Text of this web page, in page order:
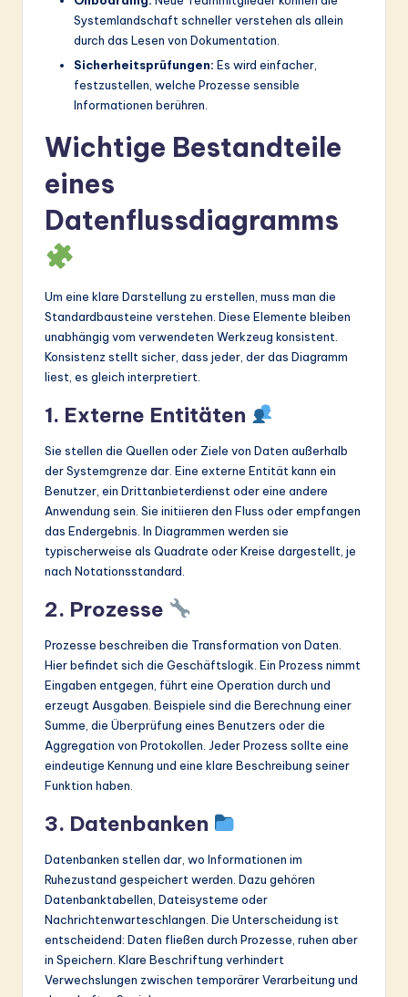
Systemlandschaft schneller verstehen als allein
durch das Lesen von Dokumentation.
Sicherheitsprüfungen: Es wird einfacher,
festzustellen, welche Prozesse sensible
Informationen berühren.
Wichtige Bestandteile
eines
Datenflussdiagramms
Um eine klare Darstellung zu erstellen, muss man die
Standardbausteine verstehen. Diese Elemente bleiben
unabhängig vom verwendeten Werkzeug konsistent.
Konsistenz stellt sicher, dass jeder, der das Diagramm
liest, es gleich interpretiert.
1. Externe Entitäten
Sie stellen die Quellen oder Ziele von Daten außerhalb
der Systemgrenze dar. Eine externe Entität kann ein
Benutzer, ein Drittanbieterdienst oder eine andere
Anwendung sein. Sie initiieren den Fluss oder empfangen
das Endergebnis. In Diagrammen werden sie
typischerweise als Quadrate oder Kreise dargestellt, je
nach Notationsstandard.
2. Prozesse
Prozesse beschreiben die Transformation von Daten.
Hier befindet sich die Geschäftslogik. Ein Prozess nimmt
Eingaben entgegen, führt eine Operation durch und
erzeugt Ausgaben. Beispiele sind die Berechnung einer
Summe, die Überprüfung eines Benutzers oder die
Aggregation von Protokollen. Jeder Prozess sollte eine
eindeutige Kennung und eine klare Beschreibung seiner
Funktion haben.
3. Datenbanken
Datenbanken stellen dar, wo Informationen im
Ruhezustand gespeichert werden. Dazu gehören
Datenbanktabellen, Dateisysteme oder
Nachrichtenwarteschlangen. Die Unterscheidung ist
entscheidend: Daten fließen durch Prozesse, ruhen aber
in Speichern. Klare Beschriftung verhindert
Verwechslungen zwischen temporärer Verarbeitung und